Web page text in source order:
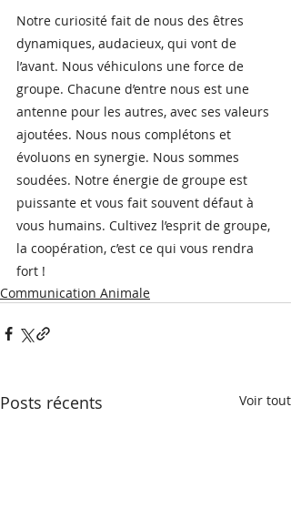
Notre curiosité fait de nous des êtres
dynamiques, audacieux, qui vont de
l’avant. Nous véhiculons une force de
groupe. Chacune d’entre nous est une
antenne pour les autres, avec ses valeurs
ajoutées. Nous nous complétons et
évoluons en synergie. Nous sommes
soudées. Notre énergie de groupe est
puissante et vous fait souvent défaut à
vous humains. Cultivez l’esprit de groupe,
la coopération, c’est ce qui vous rendra
fort !
Communication Animale
Posts récents Voir tout